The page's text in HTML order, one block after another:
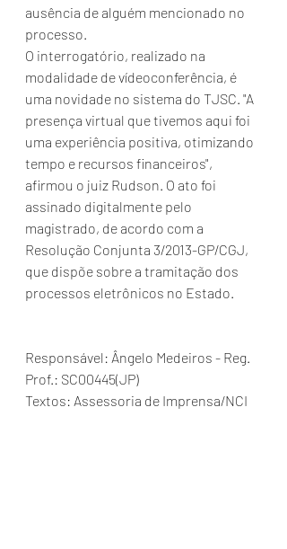
ausência de alguém mencionado no
processo.
O interrogatório, realizado na
modalidade de vídeoconferência, é
uma novidade no sistema do TJSC. "A
presença virtual que tivemos aqui foi
uma experiência positiva, otimizando
tempo e recursos financeiros",
afirmou o juiz Rudson. O ato foi
assinado digitalmente pelo
magistrado, de acordo com a
Resolução Conjunta 3/2013-GP/CGJ,
que dispõe sobre a tramitação dos
processos eletrônicos no Estado.
Responsável: Ângelo Medeiros - Reg.
Prof.: SC00445(JP)
Textos: Assessoria de Imprensa/NCI